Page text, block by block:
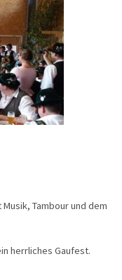
Tambour und dem
herrliches Gaufest.